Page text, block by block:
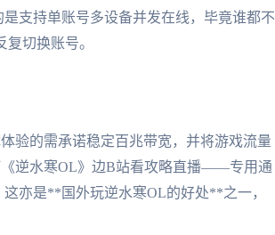
支持单账号多设备并发在线，毕竟谁都不
切换账号。
验的需承诺稳定百兆带宽，并将游戏流量
《逆水寒OL》边B站看攻略直播——专用通
亦是**国外玩逆水寒OL的好处**之一，